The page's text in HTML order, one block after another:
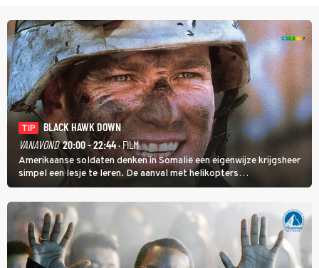
TIP
BLACK HAWK DOWN
VANAVOND 20:00 - 22:44· FILM
Amerikaanse soldaten denken in Somalië een eigenwijze krijgsheer
simpel een lesje te leren. De aanval met helikopters
verloopt in Black Hawk down dramatisch.